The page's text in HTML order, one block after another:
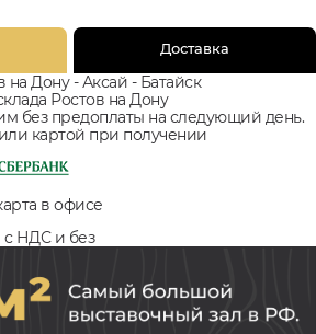
Доставка
Дону - Аксай - Батайск
Ростов на Дону
без предоплаты на следующий день.
картой при получении
в офисе
с НДС и без